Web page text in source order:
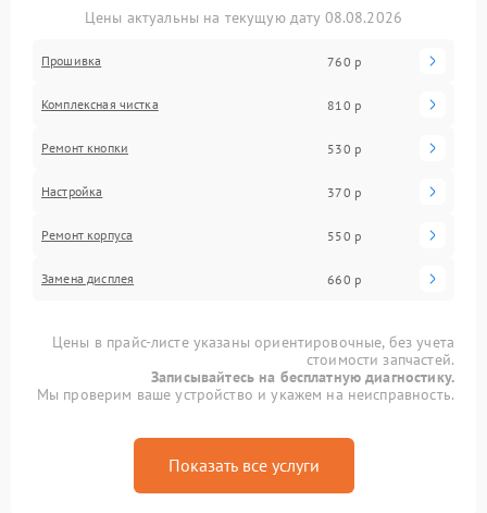
Цены актуальны на текущую дату 08.08.2026
Прошивка 760 р
Комплексная чистка 810 р
Ремонт кнопки 530 р
Настройка 370 р
Ремонт корпуса 550 р
Замена дисплея 660 р
Цены в прайс-листе указаны ориентировочные, без учета
стоимости запчастей.
Записывайтесь на бесплатную диагностику.
Мы проверим ваше устройство и укажем на неисправность.
Показать все услуги